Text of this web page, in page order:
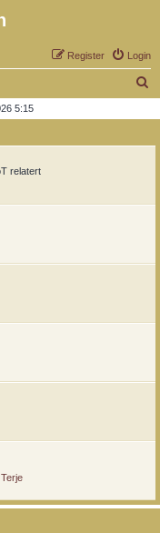
Login
Register
r
5:15
relatert
Terje